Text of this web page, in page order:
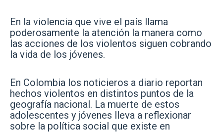
En la violencia que vive el país llama
poderosamente la atención la manera como
las acciones de los violentos siguen cobrando
la vida de los jóvenes.
En Colombia los noticieros a diario reportan
hechos violentos en distintos puntos de la
geografía nacional. La muerte de estos
adolescentes y jóvenes lleva a reflexionar
sobre la política social que existe en